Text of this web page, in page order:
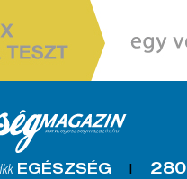
EGÉSZSÉG | 280